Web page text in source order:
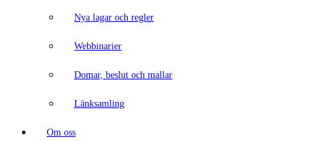
Nya lagar och regler
Webbinarier
Domar, beslut och mallar
Länksamling
Om oss